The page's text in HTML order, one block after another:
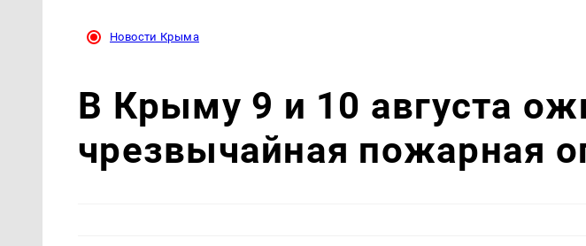
Новости Крыма
В Крыму 9 и 10 августа
чрезвычайная пожарная